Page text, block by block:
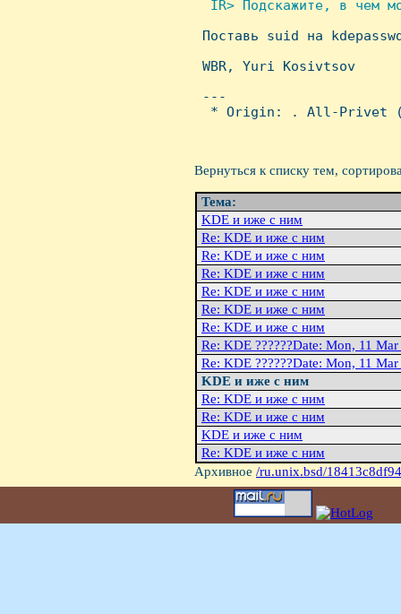
IR> Подскажите, в чем
Поставь suid на
WBR, Yuri Kosivtsov
---
* Origin: . All-Privet
Вернуться к списку тем,
Тема:
KDE и иже с ним
Re: KDE и иже с ним
Re: KDE и иже с ним
Re: KDE и иже с ним
Re: KDE и иже с ним
Re: KDE и иже с ним
Re: KDE и иже с ним
Re: KDE ??????Date: Mon, 11
Re: KDE ??????Date: Mon, 11
KDE и иже с ним
Re: KDE и иже с ним
Re: KDE и иже с ним
KDE и иже с ним
Re: KDE и иже с ним
Архивное /ru.unix.bsd/